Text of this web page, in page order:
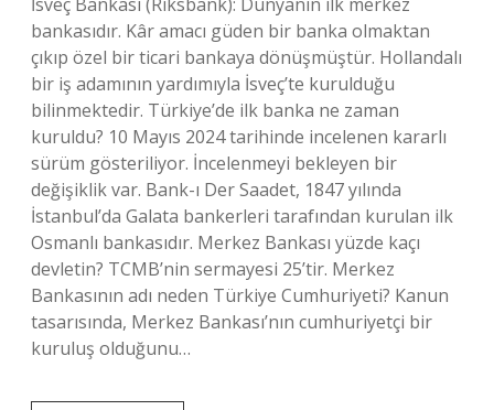
bankasıdır. Kâr amacı güden bir banka olmaktan
çıkıp özel bir ticari bankaya dönüşmüştür. Hollandalı
bir iş adamının yardımıyla İsveç’te kurulduğu
bilinmektedir. Türkiye’de ilk banka ne zaman
kuruldu? 10 Mayıs 2024 tarihinde incelenen kararlı
sürüm gösteriliyor. İncelenmeyi bekleyen bir
değişiklik var. Bank-ı Der Saadet, 1847 yılında
İstanbul’da Galata bankerleri tarafından kurulan ilk
Osmanlı bankasıdır. Merkez Bankası yüzde kaçı
devletin? TCMB’nin sermayesi 25’tir. Merkez
Bankasının adı neden Türkiye Cumhuriyeti? Kanun
tasarısında, Merkez Bankası’nın cumhuriyetçi bir
kuruluş olduğunu…